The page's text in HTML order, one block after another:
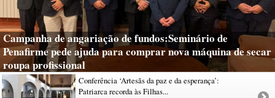
Campanha de angariação de fundos:Seminário de
Penafirme pede ajuda para comprar nova máquina de secar
roupa profissional
Conferência ‘Artesãs da paz e da esperança’:
Patriarca recorda às Filhas...